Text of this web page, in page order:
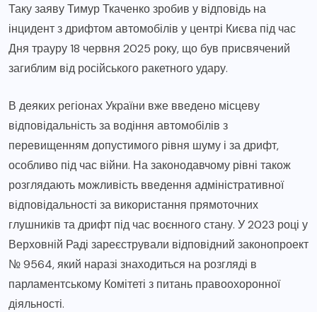
Таку заяву Тимур Ткаченко зробив у відповідь на
інцидент з дрифтом автомобілів у центрі Києва під час
Дня трауру 18 червня 2025 року, що був присвячений
загиблим від російського ракетного удару.
В деяких регіонах України вже введено місцеву
відповідальність за водіння автомобілів з
перевищенням допустимого рівня шуму і за дрифт,
особливо під час війни. На законодавчому рівні також
розглядають можливість введення адміністративної
відповідальності за використання прямоточних
глушників та дрифт під час воєнного стану. У 2023 році у
Верховній Раді зареєстрували відповідний законопроект
№ 9564, який наразі знаходиться на розгляді в
парламентському Комітеті з питань правоохоронної
діяльності.